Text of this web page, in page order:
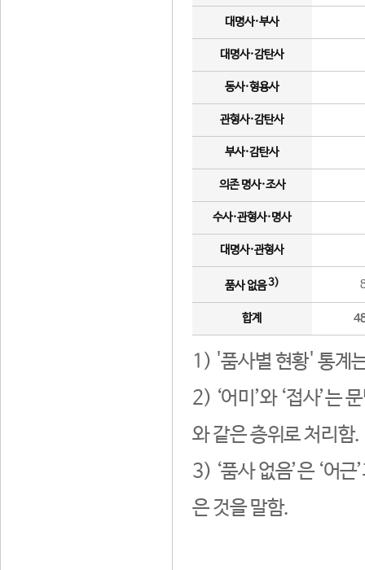
대명사·부사
대명사·감탄사
동사·형용사
관형사·감탄사
부사·감탄사
의존 명사·조사
수사·관형사·명사
대명사·관형사
품사 없음3)
합계
1) '품사별 현황' 통계
2) ‘어미’와 ‘접사’는
와 같은 층위로 처리함.
3) ‘품사 없음’은 ‘어
은 것을 말함.